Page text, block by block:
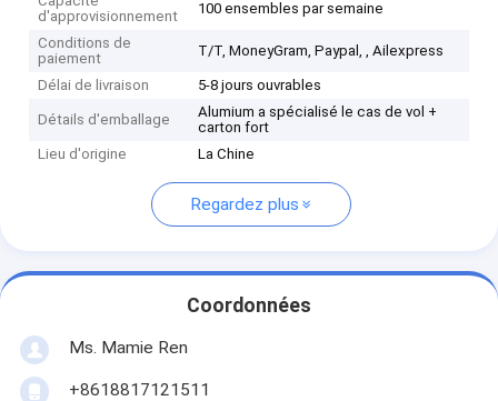
d'approvisionnement
100 ensembles par semaine
Conditions de
paiement
T/T, MoneyGram, Paypal, , Ailexpress
Délai de livraison 5-8 jours ouvrables
Détails d'emballage
Alumium a spécialisé le cas de vol +
carton fort
Lieu d'origine
La Chine
Regardez plus
Coordonnées
Ms. Mamie Ren
+8618817121511